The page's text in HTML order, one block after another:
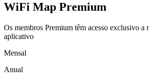
WiFi Map Premium
Os membros Premium têm acesso exclusivo a
aplicativo
Mensal
Anual